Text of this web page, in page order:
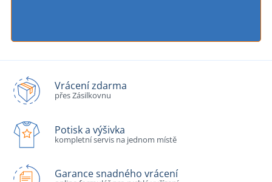
Vrácení zdarma
přes Zásilkovnu
Potisk a výšivka
kompletní servis na jednom místě
Garance snadného vrácení